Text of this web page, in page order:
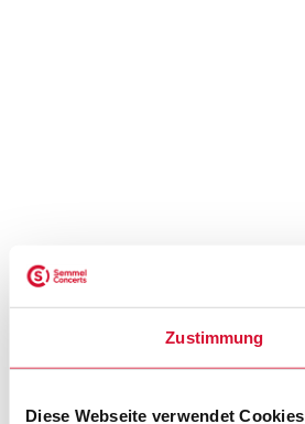
Zustimmung
Diese Webseite verwendet Cookies